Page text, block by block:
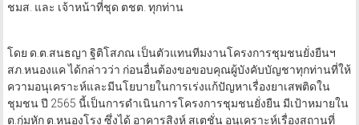
ชมส. และ เจ้าหน้าที่ชุด ตชต. ทุกท่าน
โดย ด.ต.สนธญา ฐิติโสภณ เป็นตัวแทนทีมงานโครงการชุมชนยั่งยืนฯ
สภ.หนองแค ได้กล่าวว่า ก่อนอื่นต้องขอขอบคุณผู้บังคับบัญชาทุกท่านที่ให้
ความอนุเคราะห์และมีนโยบายในการเร่งแก้ปัญหาเรื่องยาเสพติดใน
ชุมชน ปี 2565 นี้เป็นการดำเนินการโครงการชุมชนยั่งยืน มีเป้าหมายใน
ต.กุ่มหัก ต.หนองโรง ซึ่งได้ อาคารสิงห์ สเตชั่น อนุเคราะห์เรื่องสถานที่